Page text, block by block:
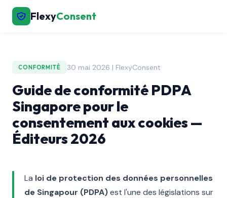
FlexyConsent
CONFORMITÉ 30 mai 2026 | FlexyConsent
Guide de conformité PDPA
Singapore pour le
consentement aux cookies —
Éditeurs 2026
La loi de protection des données personnelles
de Singapour (PDPA)est l'une des législations sur